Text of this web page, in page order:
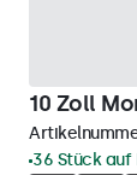
10 Zoll
36 Stück auf